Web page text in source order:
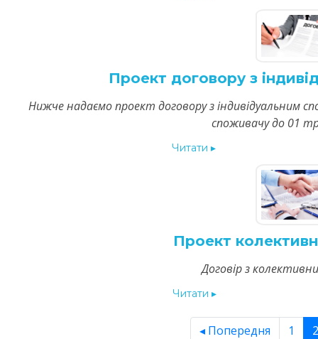
Проект договору з
Нижче надаємо проект договору з індивідуальним
споживачу до 01
Читати ▸
Проект
Договір з
Читати ▸
◂ Попередня 1 2